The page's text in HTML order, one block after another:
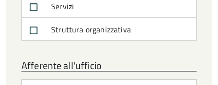
Servizi
Struttura organizzativa
Afferente all'ufficio